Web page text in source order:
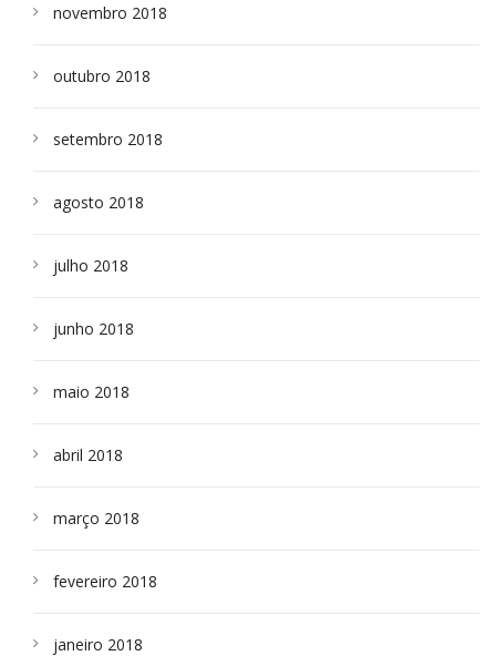
novembro 2018
outubro 2018
setembro 2018
agosto 2018
julho 2018
junho 2018
maio 2018
abril 2018
março 2018
fevereiro 2018
janeiro 2018